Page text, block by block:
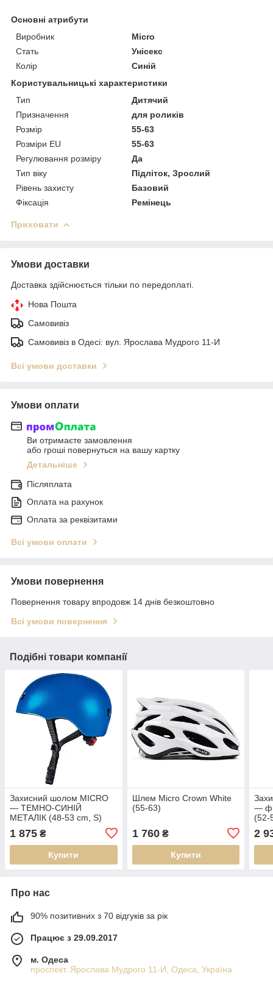
Основні атрибути
Виробник
Micro
Стать
Унісекс
Колір
Синій
Користувальницькі характеристики
Тип
Дитячий
Призначення
для роликів
Розмір
55-63
Розміри EU
55-63
Регулювання розміру
Да
Тип віку
Підліток, Зрослий
Рівень захисту
Базовий
Фіксація
Ремінець
Приховати
Умови доставки
Доставка здійснюється тільки по передоплаті.
Нова Пошта
Самовивіз
Самовивіз в Одесі: вул. Ярослава Мудрого 11-И
Всі умови доставки
Умови оплати
Ви отримаєте замовлення
або гроші повернуться на вашу картку
Детальніше
Післяплата
Оплата на рахунок
Оплата за реквізитами
Всі умови оплати
Умови повернення
Повернення товару впродовж 14 днів безкоштовно
Всі умови повернення
Подібні товари компанії
Захисний шолом MICRO
— ТЕМНО-СИНІЙ
МЕТАЛІК (48-53 cm, S)
1 875 ₴
Купити
Шлем Micro Crown White
(55-63)
1 760₴
Купити
—
(52-
2
Про нас
90% позитивних з 70 відгуків за рік
Працює з 29.09.2017
м. Одеса
проспект. Ярослава Мудрого 11-И, Одеса, Україна